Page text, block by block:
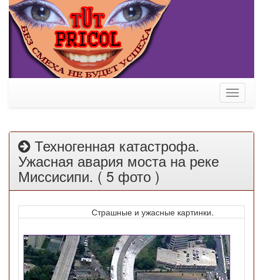
Toggle
Техногенная катастрофа.
Ужасная авария моста на реке
Миссисипи. ( 5 фото )
Страшные и ужасные картинки.